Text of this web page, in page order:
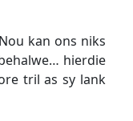
kan ons niks
hierdie
tril as sy lank